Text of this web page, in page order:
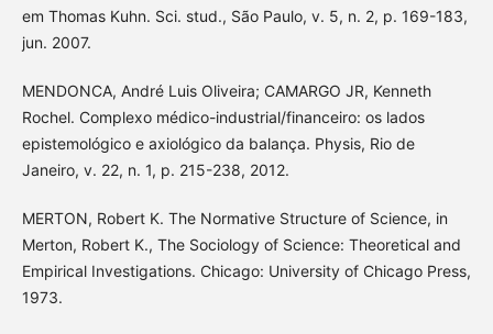
em Thomas Kuhn. Sci. stud., São Paulo, v. 5, n. 2, p. 169-183,
jun. 2007.
MENDONCA, André Luis Oliveira; CAMARGO JR, Kenneth
Rochel. Complexo médico-industrial/financeiro: os lados
epistemológico e axiológico da balança. Physis, Rio de
Janeiro, v. 22, n. 1, p. 215-238, 2012.
MERTON, Robert K. The Normative Structure of Science, in
Merton, Robert K., The Sociology of Science: Theoretical and
Empirical Investigations. Chicago: University of Chicago Press,
1973.